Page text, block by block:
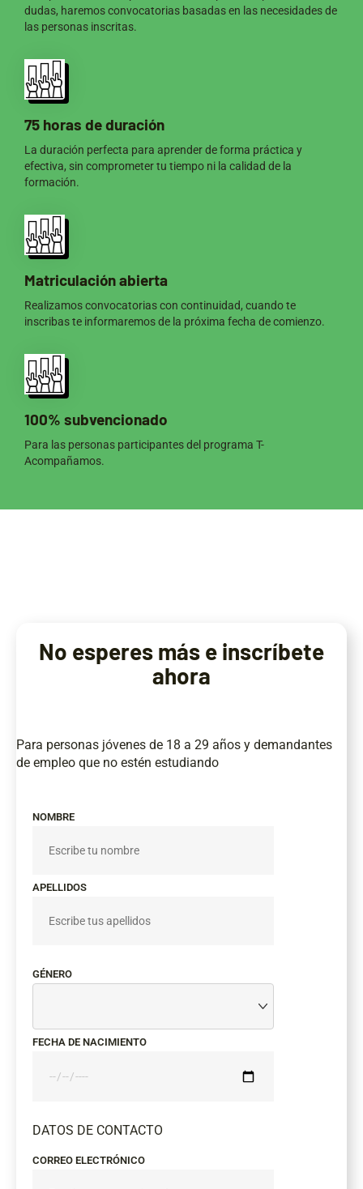
dudas, haremos convocatorias basadas en las necesidades de
las personas inscritas.
75 horas de duración
La duración perfecta para aprender de forma práctica y
efectiva, sin comprometer tu tiempo ni la calidad de la
formación.
Matriculación abierta
Realizamos convocatorias con continuidad, cuando te
inscribas te informaremos de la próxima fecha de comienzo.
100% subvencionado
Para las personas participantes del programa T-
Acompañamos.
No esperes más e inscríbete
ahora
Para personas jóvenes de 18 a 29 años y demandantes
de empleo que no estén estudiando
NOMBRE
APELLIDOS
GÉNERO
FECHA DE NACIMIENTO
DATOS DE CONTACTO
CORREO ELECTRÓNICO